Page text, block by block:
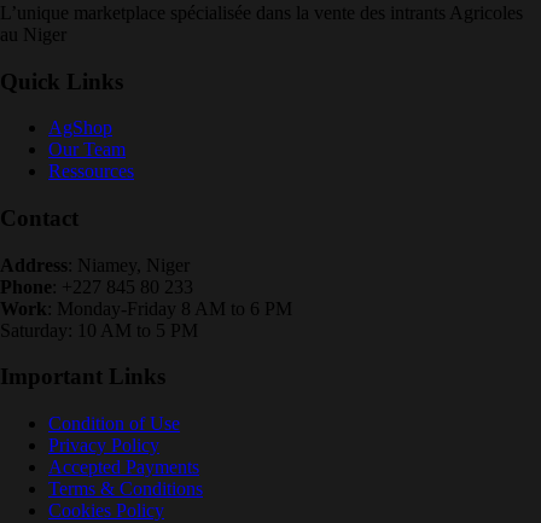
L’unique marketplace spécialisée dans la vente des intrants Agricoles
au Niger
Quick Links
AgShop
Our Team
Ressources
Contact
Address: Niamey, Niger
Phone: +227 845 80 233
Work : Monday-Friday 8 AM to 6 PM
Saturday: 10 AM to 5 PM
Important Links
Condition of Use
Privacy Policy
Accepted Payments
Terms & Conditions
Cookies Policy